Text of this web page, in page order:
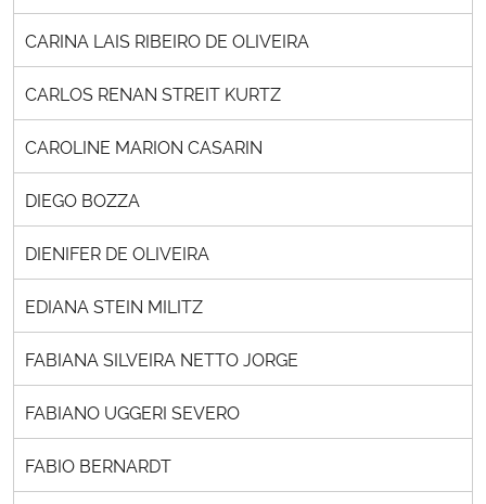
CARINA LAIS RIBEIRO DE OLIVEIRA
CARLOS RENAN STREIT KURTZ
CAROLINE MARION CASARIN
DIEGO BOZZA
DIENIFER DE OLIVEIRA
EDIANA STEIN MILITZ
FABIANA SILVEIRA NETTO JORGE
FABIANO UGGERI SEVERO
FABIO BERNARDT